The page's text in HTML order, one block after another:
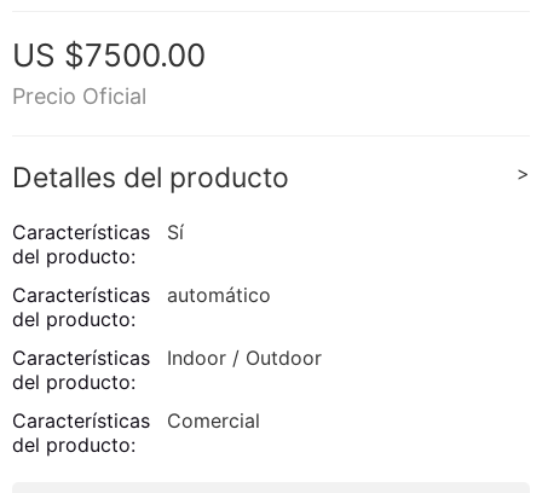
US $7500.00
Precio Oficial
Detalles del producto >
Características
del producto:
Sí
Características
del producto:
automático
Características
del producto:
Indoor / Outdoor
Características
del producto:
Comercial